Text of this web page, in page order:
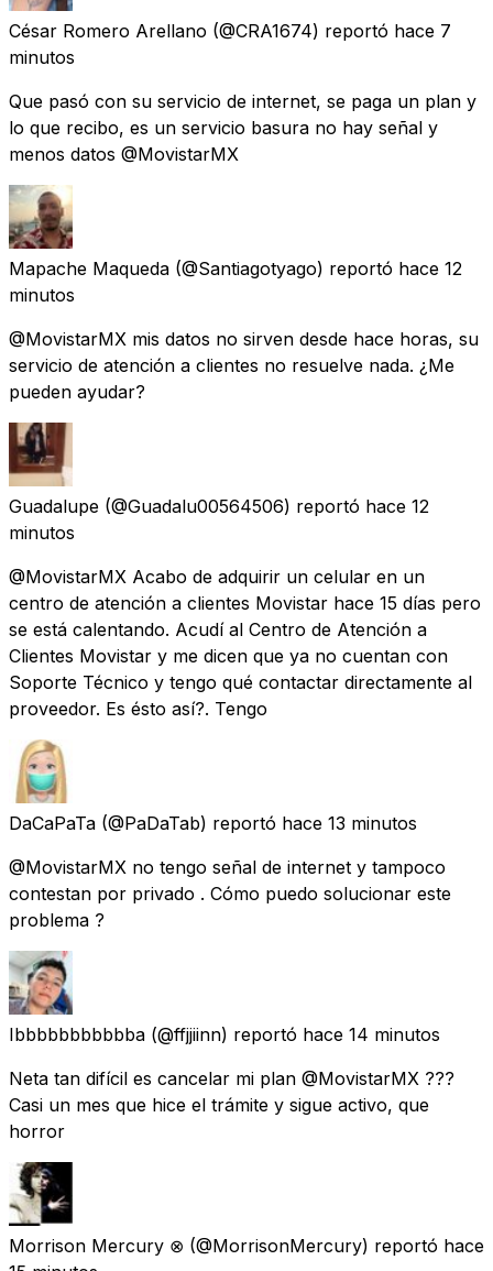
César Romero Arellano (@CRA1674) reportó hace 7
minutos
Que pasó con su servicio de internet, se paga un plan y
lo que recibo, es un servicio basura no hay señal y
menos datos @MovistarMX
Mapache Maqueda (@Santiagotyago) reportó hace 12
minutos
@MovistarMX mis datos no sirven desde hace horas, su
servicio de atención a clientes no resuelve nada. ¿Me
pueden ayudar?
Guadalupe (@Guadalu00564506) reportó hace 12
minutos
@MovistarMX Acabo de adquirir un celular en un
centro de atención a clientes Movistar hace 15 días pero
se está calentando. Acudí al Centro de Atención a
Clientes Movistar y me dicen que ya no cuentan con
Soporte Técnico y tengo qué contactar directamente al
proveedor. Es ésto así?. Tengo
DaCaPaTa (@PaDaTab) reportó hace 13 minutos
@MovistarMX no tengo señal de internet y tampoco
contestan por privado . Cómo puedo solucionar este
problema ?
Ibbbbbbbbbbba (@ffjjiinn) reportó hace 14 minutos
Neta tan difícil es cancelar mi plan @MovistarMX ???
Casi un mes que hice el trámite y sigue activo, que
horror
Morrison Mercury ⊗ (@MorrisonMercury) reportó hace